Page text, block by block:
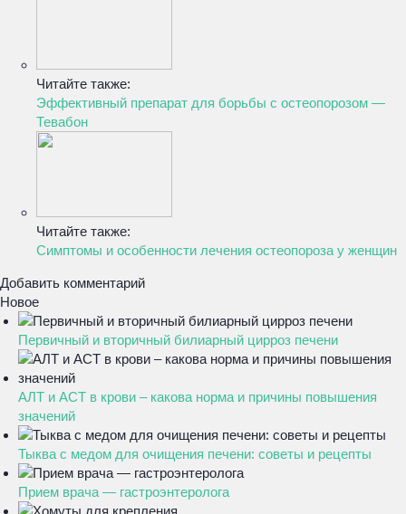
Читайте также:
Эффективный препарат для борьбы с остеопорозом —
Тевабон
Читайте также:
Симптомы и особенности лечения остеопороза у женщин
Добавить комментарий
Новое
Первичный и вторичный билиарный цирроз печени
АЛТ и АСТ в крови – какова норма и причины повышения
значений
Тыква с медом для очищения печени: советы и рецепты
Прием врача — гастроэнтеролога